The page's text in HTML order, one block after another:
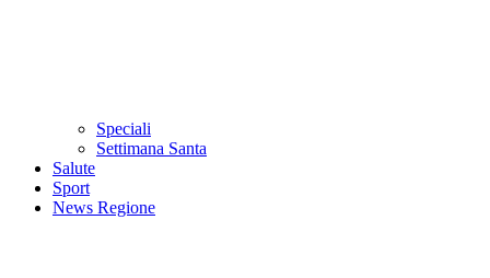
Speciali
Settimana Santa
Salute
Sport
News Regione